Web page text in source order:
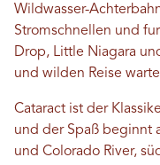
Wildwasser-
Stromschnellen und
Drop, Little Niagara
und wilden Reise
Cataract ist der
und der Spaß beginnt
und Colorado River,